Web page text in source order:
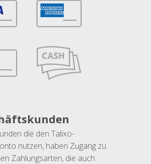
die den Talixo-
nutzen, haben Zugang zu
Zahlungsarten, die auch